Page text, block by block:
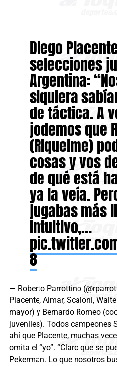
Diego
selecciones
Argentina:
siquiera
de táctica. A
jodemos que
(Riquelme)
cosas y vos
de qué está
ya la veía.
jugabas más
intuitivo,…
8
— Roberto Parrottino
Placente, Aimar, Scaloni,
mayor) y Bernardo Romeo
juveniles). Todos campeones
ahí que Placente, muchas
omita el “yo”. “Claro que se
Pekerman. Lo que nosotros